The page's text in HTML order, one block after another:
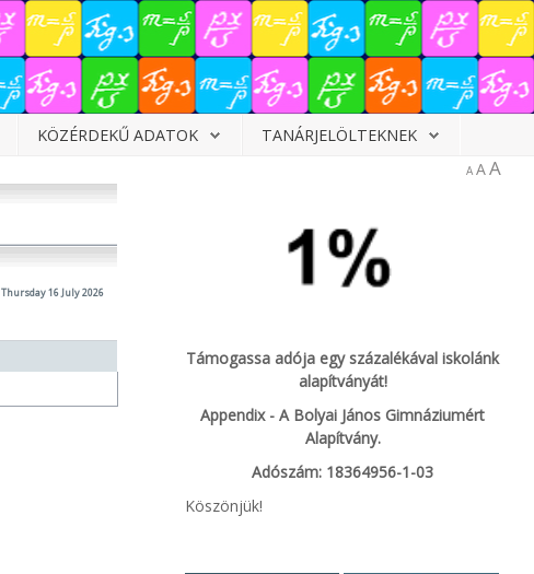
KÖZÉRDEKŰ ADATOK TANÁRJELÖLTEKNEK
A AA
Thursday 16 July 2026
Támogassa adója egy százalékával iskolánk
alapítványát!
Appendix - A Bolyai János Gimnáziumért
Alapítvány.
Adószám: 18364956-1-03
Köszönjük!